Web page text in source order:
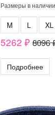
Размеры в
M L XL
5262 ₽ 8096
Подробнее